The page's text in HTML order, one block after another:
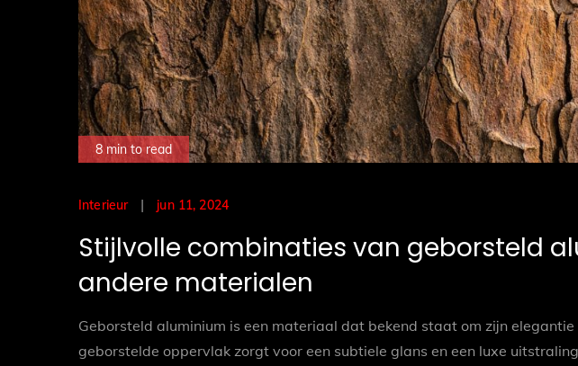
8 min to read
Interieur
Posted
jun 11, 2024
Stijlvolle combinaties van geborsteld
andere materialen
Geborsteld aluminium is een materiaal dat bekend staat om zijn
geborstelde oppervlak zorgt voor een subtiele glans en een luxe